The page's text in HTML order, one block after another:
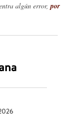
algún error, por